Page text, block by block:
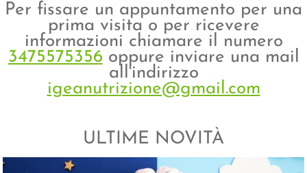
Per fissare un appuntamento per una
prima visita o per ricevere
informazioni chiamare il numero
3475575356 oppure inviare una mail
all'indirizzo
igeanutrizione@gmail.com
ULTIME NOVITÀ